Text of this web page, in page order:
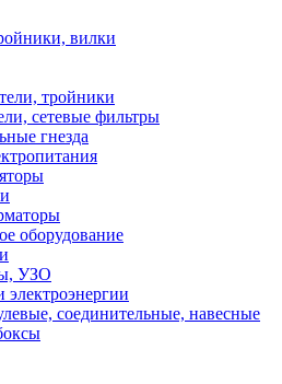
вилки
тройники
сетевые фильтры
гнезда
оборудование
УЗО
электроэнергии
соединительные, навесные